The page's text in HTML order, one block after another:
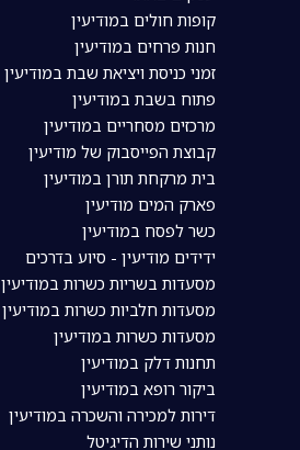
קופות חולים במודיעין
חנות פרחים במודיעין
זמני כניסת ויציאת שבת במודיעין
פתוח בשבת במודיעין
מרכזים מסחריים במודיעין
קבוצת הפייסבוק של מודיעין
בית מרקחת תורן במודיעין
פארק המים מודיעין
כשר לפסח במודיעין
ידידים מודיעין - סיוע בדרכים
מסעדות בשריות כשרות במודיעין
מסעדות חלביות כשרות במודיעין
מסעדות כשרות במודיעין
תחנות דלק במודיעין
ביקור רופא במודיעין
דירות למכירה והשכרה במודיעין
נותני שירות הדיגיטל